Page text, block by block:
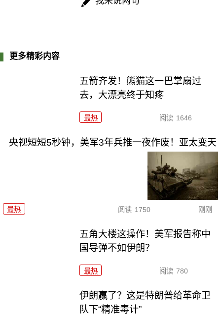
更多精彩内容
五箭齐发！熊猫这一巴掌扇过
去，大漂亮终于知疼
最热 阅读 1646
央视短短5秒钟，美军3年兵推一夜作废！亚太变天
最热 阅读 1750 刚刚
五角大楼这操作！美军报告称中
国导弹不如伊朗？
最热 阅读 780
伊朗赢了？这是特朗普给革命卫
队下“精准毒计”